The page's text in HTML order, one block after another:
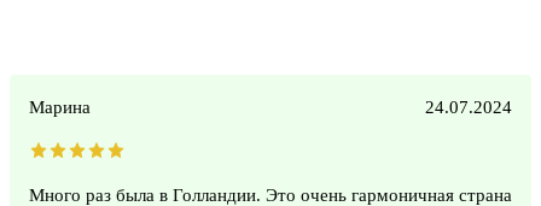
Марина 24.07.2024
Много раз была в Голландии. Это очень гармоничная страна